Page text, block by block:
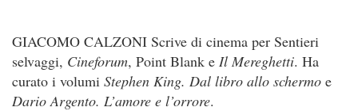
GIACOMO CALZONI Scrive di cinema per Sentieri
selvaggi, Cineforum, Point Blank e Il Mereghetti. Ha
curato i volumi Stephen King. Dal libro allo schermo e
Dario Argento. L’amore e l’orrore.